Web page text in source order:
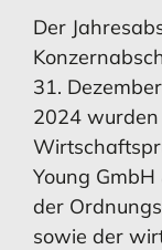
MEHR
MEHR
Der
31.
2024
Young GmbH
der
sowie der
MEHR
MEHR